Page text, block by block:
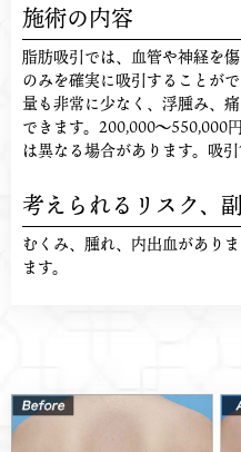
施術の内容
脂肪吸引では、血管や神経を
のみを確実に吸引することが
量も非常に少なく、浮腫み、
できます。200,000〜550,000
は異なる場合があります。吸
考えられるリスク、
むくみ、腫れ、内出血があり
ます。